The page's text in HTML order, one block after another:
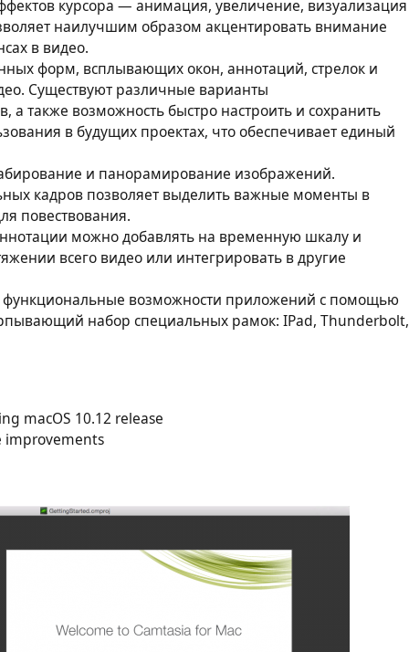
курсора — анимация, увеличение, визуализация
наилучшим образом акцентировать внимание
в видео.
форм, всплывающих окон, аннотаций, стрелок и
Существуют различные варианты
а также возможность быстро настроить и сохранить
в будущих проектах, что обеспечивает единый
и панорамирование изображений.
кадров позволяет выделить важные моменты в
повествования.
можно добавлять на временную шкалу и
всего видео или интегрировать в другие
функциональные возможности приложений с помощью
набор специальных рамок: IPad, Thunderbolt,
macOS 10.12 release
improvements